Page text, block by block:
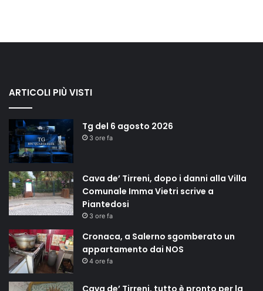
ARTICOLI PIÙ VISTI
Tg del 6 agosto 2026
3 ore fa
Cava de’ Tirreni, dopo i danni alla Villa
Comunale Imma Vietri scrive a
Piantedosi
3 ore fa
Cronaca, a Salerno sgomberato un
appartamento dai NOS
4 ore fa